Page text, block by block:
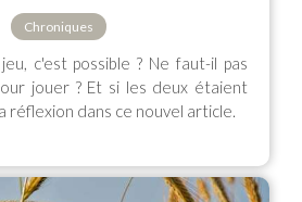
Chroniques
c'est possible ? Ne faut-il pas
jouer ? Et si les deux étaient
réflexion dans ce nouvel article.